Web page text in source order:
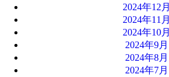
2024年12月
2024年11月
2024年10月
2024年9月
2024年8月
2024年7月